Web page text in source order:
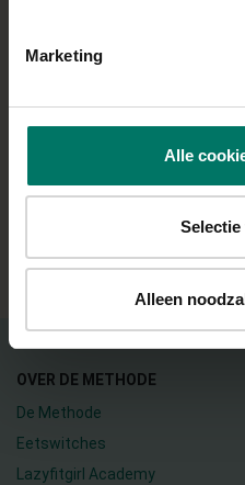
Marketing
Alle
Selectie
Alleen
OVER DE METHODE
De Methode
Eetswitches
Lazyfitgirl Academy